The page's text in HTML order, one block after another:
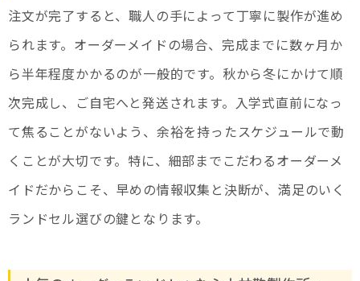
注文が完了すると、職人の手によって丁寧に製作が進め
られます。オーダーメイドの場合、完成までに数ヶ月か
ら半年程度かかるのが一般的です。秋から冬にかけて順
次完成し、ご自宅へと発送されます。入学式直前になっ
て焦ることがないよう、余裕を持ったスケジュールで動
くことが大切です。特に、細部までこだわるオーダーメ
イドだからこそ、早めの情報収集と決断が、満足のいく
ランドセル選びの鍵となります。